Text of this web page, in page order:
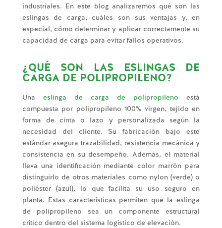
industriales. En este blog analizaremos qué son las
eslingas de carga, cuáles son sus ventajas y, en
especial, cómo determinar y aplicar correctamente su
capacidad de carga para evitar fallos operativos.
¿QUÉ SON LAS ESLINGAS DE
CARGA DE POLIPROPILENO?
Una eslinga de carga de polipropileno está
compuesta por polipropileno 100% virgen, tejido en
forma de cinta o lazo y personalizada según la
necesidad del cliente. Su fabricación bajo este
estándar asegura trazabilidad, resistencia mecánica y
consistencia en su desempeño. Además, el material
lleva una identificación mediante color marrón para
distinguirlo de otros materiales como nylon (verde) o
poliéster (azul), lo que facilita su uso seguro en
planta. Estas características permiten que la eslinga
de polipropileno sea un componente estructural
crítico dentro del sistema logístico de elevación.